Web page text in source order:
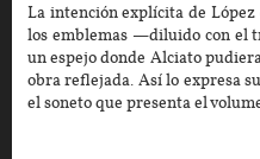
La intención explícita de
los emblemas —diluido con el
un espejo donde Alciato
obra reflejada. Así lo expresa
el soneto que presenta el